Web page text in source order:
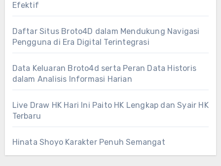
Efektif
Daftar Situs Broto4D dalam Mendukung Navigasi
Pengguna di Era Digital Terintegrasi
Data Keluaran Broto4d serta Peran Data Historis
dalam Analisis Informasi Harian
Live Draw HK Hari Ini Paito HK Lengkap dan Syair HK
Terbaru
Hinata Shoyo Karakter Penuh Semangat